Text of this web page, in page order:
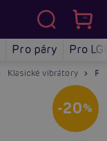
Pro páry Pro
Klasické vibrátory
-20%